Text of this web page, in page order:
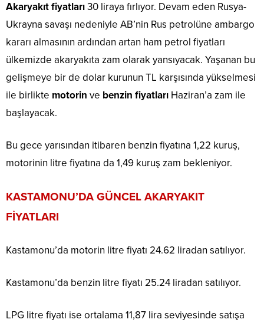
Akaryakıt fiyatları30 liraya fırlıyor. Devam eden Rusya-
Ukrayna savaşı nedeniyle AB’nin Rus petrolüne ambargo
kararı almasının ardından artan ham petrol fiyatları
ülkemizde akaryakıta zam olarak yansıyacak. Yaşanan bu
gelişmeye bir de dolar kurunun TL karşısında yükselmesi
ile birlikte motorin ve benzin fiyatları Haziran’a zam ile
başlayacak.
Bu gece yarısından itibaren benzin fiyatına 1,22 kuruş,
motorinin litre fiyatına da 1,49 kuruş zam bekleniyor.
KASTAMONU’DA GÜNCEL AKARYAKIT
FİYATLARI
Kastamonu’da motorin litre fiyatı 24.62 liradan satılıyor.
Kastamonu’da benzin litre fiyatı 25.24 liradan satılıyor.
LPG litre fiyatı ise ortalama 11,87 lira seviyesinde satışa